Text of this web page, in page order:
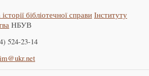
історії бібліотечної справи Інституту
НБУВ
524-23-14